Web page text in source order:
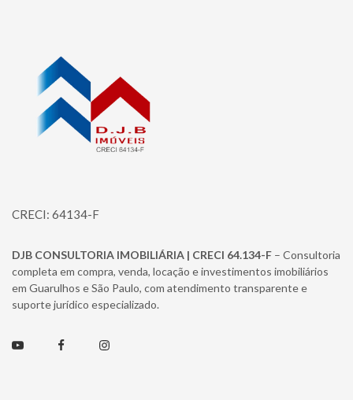
CRECI: 64134-F
DJB CONSULTORIA IMOBILIÁRIA | CRECI 64.134-F – Consultoria
completa em compra, venda, locação e investimentos imobiliários
em Guarulhos e São Paulo, com atendimento transparente e
suporte jurídico especializado.
Youtube FacebookInstagram